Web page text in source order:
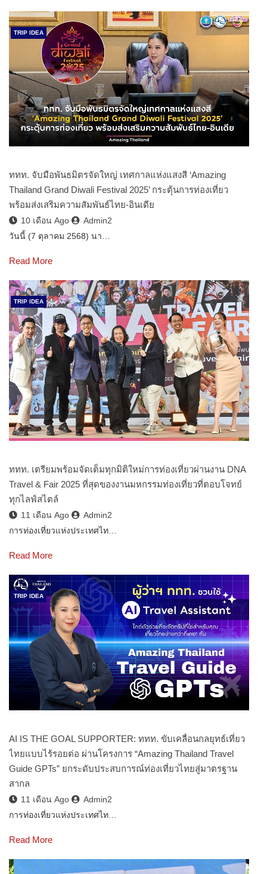
TRIP IDEA
ททท. จับมือพันธมิตรจัดใหญ่ เทศกาลแห่งแสงสี ‘Amazing
Thailand Grand Diwali Festival 2025’ กระตุ้นการท่องเที่ยว
พร้อมส่งเสริมความสัมพันธ์ไทย-อินเดีย
10 เดือน Ago
Admin2
วันนี้ (7 ตุลาคม 2568) นา…
Read More
TRIP IDEA
ททท. เตรียมพร้อมจัดเต็มทุกมิติใหม่การท่องเที่ยวผ่านงาน DNA
Travel & Fair 2025 ที่สุดของงานมหกรรมท่องเที่ยวที่ตอบโจทย์
ทุกไลฟ์สไตล์
11 เดือน Ago
Admin2
การท่องเที่ยวแห่งประเทศไท…
Read More
TRIP IDEA
AI IS THE GOAL SUPPORTER: ททท. ขับเคลื่อนกลยุทธ์เที่ยว
ไทยแบบไร้รอยต่อ ผ่านโครงการ “Amazing Thailand Travel
Guide GPTs” ยกระดับประสบการณ์ท่องเที่ยวไทยสู่มาตรฐาน
สากล
11 เดือน Ago
Admin2
การท่องเที่ยวแห่งประเทศไท…
Read More